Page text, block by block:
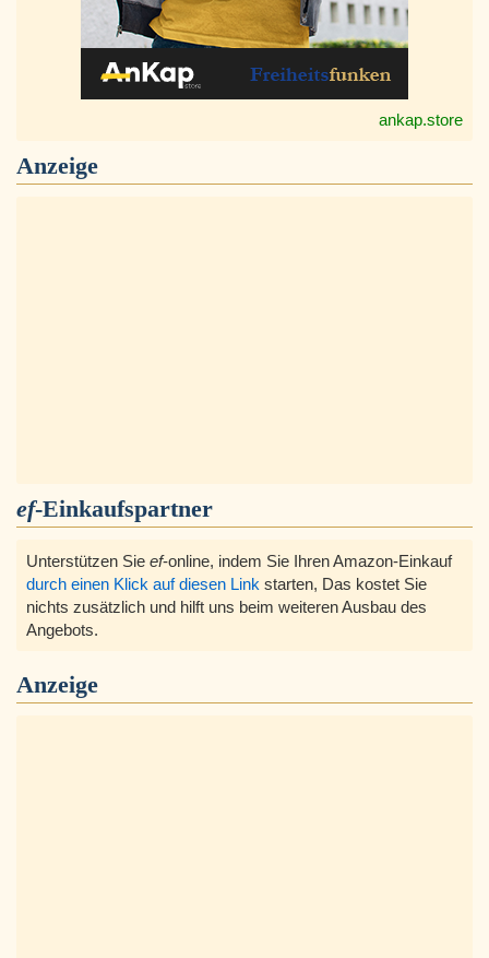
ankap.store
Anzeige
ef-Einkaufspartner
Unterstützen Sie ef-online, indem Sie Ihren Amazon-Einkauf
durch einen Klick auf diesen Link starten, Das kostet Sie
nichts zusätzlich und hilft uns beim weiteren Ausbau des
Angebots.
Anzeige